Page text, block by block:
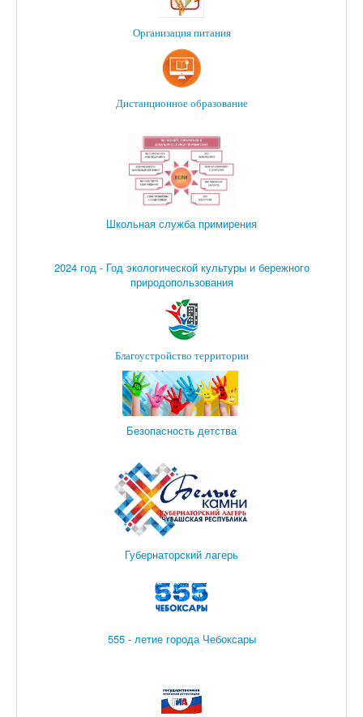
Организация питания
Дистанционное образование
Школьная служба примирения
2024 год - Год экологической культуры и бережного
природопользования
Благоустройство территории
Безопасность детства
Губернаторский лагерь
555 - летие города Чебоксары